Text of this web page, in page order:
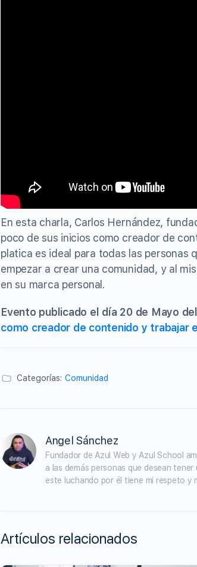
En esta charla, Carlos Hernández,
poco de sus inicios como creador de
platica es ideal para todas las personas
empezar a crear una comunidad, y al
en su marca personal.
Evento publicado el día 20 de Mayo
como creador de contenido y trabajar
Categorías: Comunidad
Angel Sánchez
Fundador de Azul Web y Azul School
a las demás personas que desean
este luchando por él tiene mi respeto y
Artículos relacionados